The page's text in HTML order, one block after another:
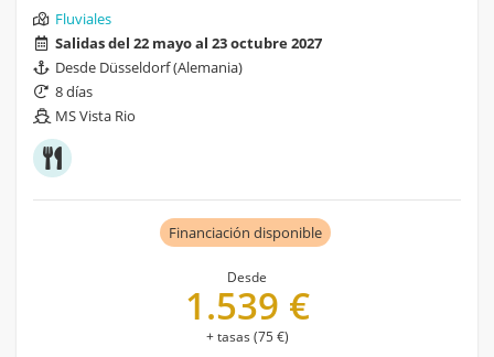
Fluviales
Salidas del 22 mayo al 23 octubre 2027
Desde Düsseldorf (Alemania)
8 días
MS Vista Rio
Financiación disponible
Desde
1.539 €
+ tasas (75 €)